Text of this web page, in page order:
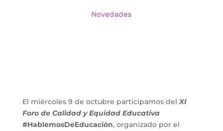
Novedades
El miércoles 9 de octubre participamos del XI
Foro de Calidad y Equidad Educativa
#HablemosDeEducación, organizado por el